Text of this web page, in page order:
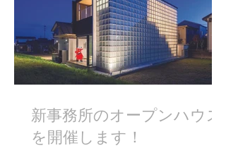
新事務所のオープンハウス
を開催します！